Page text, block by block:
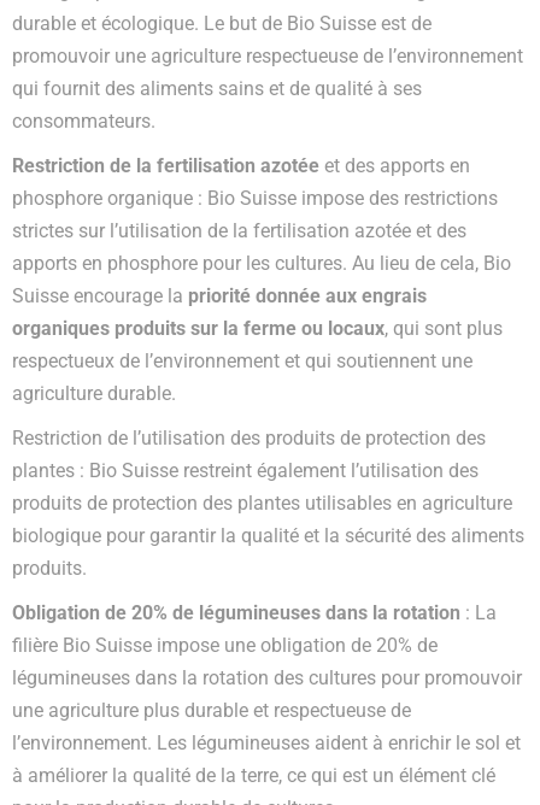
durable et écologique. Le but de Bio Suisse est de
promouvoir une agriculture respectueuse de l’environnement
qui fournit des aliments sains et de qualité à ses
consommateurs.
Restriction de la fertilisation azotée et des apports en
phosphore organique : Bio Suisse impose des restrictions
strictes sur l’utilisation de la fertilisation azotée et des
apports en phosphore pour les cultures. Au lieu de cela, Bio
Suisse encourage la priorité donnée aux engrais
organiques produits sur la ferme ou locaux, qui sont plus
respectueux de l’environnement et qui soutiennent une
agriculture durable.
Restriction de l’utilisation des produits de protection des
plantes : Bio Suisse restreint également l’utilisation des
produits de protection des plantes utilisables en agriculture
biologique pour garantir la qualité et la sécurité des aliments
produits.
Obligation de 20% de légumineuses dans la rotation : La
filière Bio Suisse impose une obligation de 20% de
légumineuses dans la rotation des cultures pour promouvoir
une agriculture plus durable et respectueuse de
l’environnement. Les légumineuses aident à enrichir le sol et
à améliorer la qualité de la terre, ce qui est un élément clé